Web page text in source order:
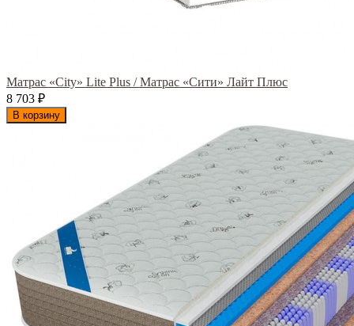
Матрас «City» Lite Plus / Матрас «Сити» Лайт Плюс
8 703 ₽
В корзину